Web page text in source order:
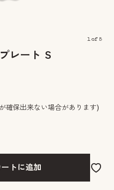
1of 5
レート Ｓ
確保出来ない場合があります)
ートに追加